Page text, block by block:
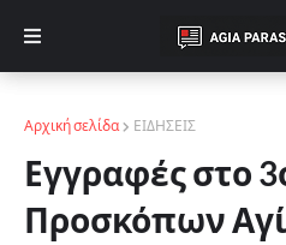
Αρχική σελίδα ΕΙΔΗΣΕΙΣ
Εγγραφές στο
Προσκόπων